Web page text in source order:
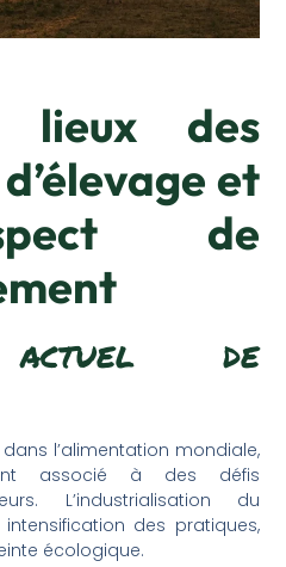
lieux des
et
de
actuel de
l’alimentation mondiale,
associé à des défis
L’industrialisation du
des pratiques,
écologique.